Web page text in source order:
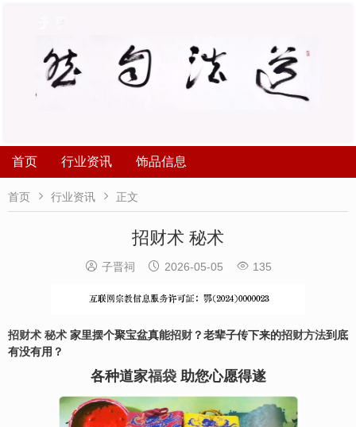
首页 行业资讯 饰品信息
首页  行业资讯  正文
招财术 秘术
 子晋祠  2026-05-05  135
招财术 秘术 家里摆个聚宝盆真能招财？老辈子传下来的招财方法到底
有没有用？
各种道家福袋助您心愿得遂